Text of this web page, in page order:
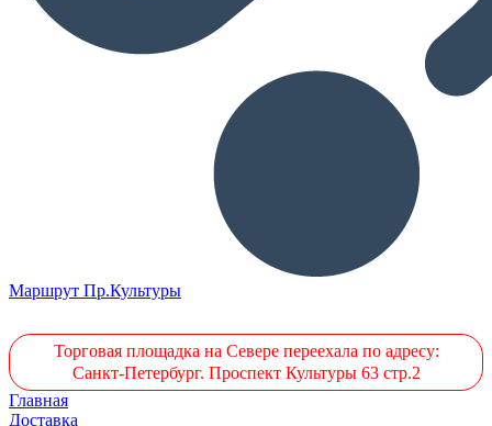
Маршрут Пр.Культуры
Торговая площадка на Севере переехала по адресу:
Санкт-Петербург. Проспект Культуры 63 стр.2
Главная
Доставка